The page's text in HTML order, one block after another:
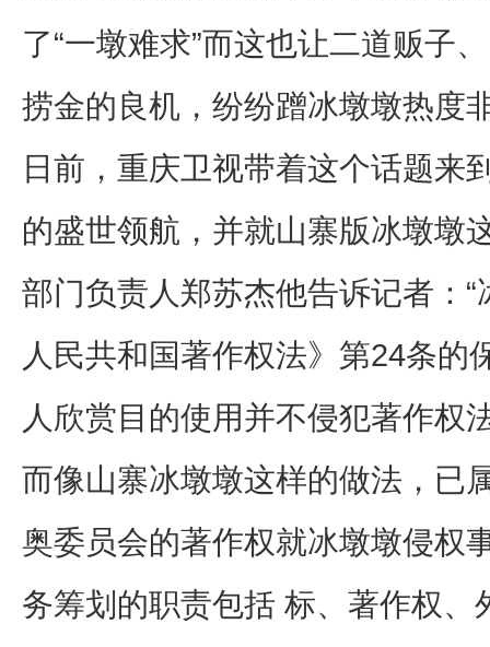
了“一墩难求”而这也让二道贩子
捞金的良机，纷纷蹭冰墩墩热度
日前，重庆卫视带着这个话题来
的盛世领航，并就山寨版冰墩墩
部门负责人郑苏杰他告诉记者：
人民共和国著作权法》第24条的
人欣赏目的使用并不侵犯著作权
而像山寨冰墩墩这样的做法，已
奥委员会的著作权就冰墩墩侵权
务筹划的职责包括 标、著作权